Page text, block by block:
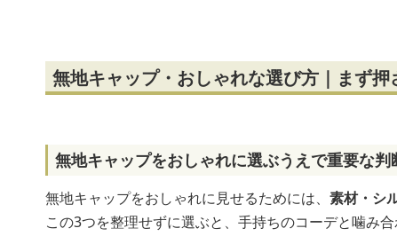
無地キャップ・おしゃれな選び方｜まず押
無地キャップをおしゃれに選ぶうえで重要な判
無地キャップをおしゃれに見せるためには、 素材・シ
この3つを整理せずに選ぶと、手持ちのコーデと噛み